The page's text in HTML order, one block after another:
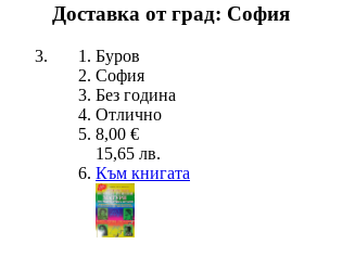
Доставка от град: София
Буров
София
Без година
Отлично
8,00 €
15,65 лв.
Към книгата